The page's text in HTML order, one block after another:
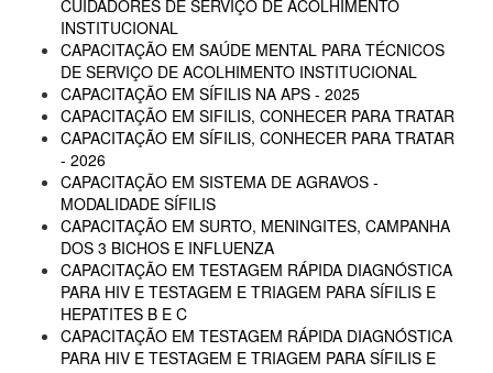
CUIDADORES DE SERVIÇO DE ACOLHIMENTO
INSTITUCIONAL
CAPACITAÇÃO EM SAÚDE MENTAL PARA TÉCNICOS
DE SERVIÇO DE ACOLHIMENTO INSTITUCIONAL
CAPACITAÇÃO EM SÍFILIS NA APS - 2025
CAPACITAÇÃO EM SIFILIS, CONHECER PARA TRATAR
CAPACITAÇÃO EM SÍFILIS, CONHECER PARA TRATAR
- 2026
CAPACITAÇÃO EM SISTEMA DE AGRAVOS -
MODALIDADE SÍFILIS
CAPACITAÇÃO EM SURTO, MENINGITES, CAMPANHA
DOS 3 BICHOS E INFLUENZA
CAPACITAÇÃO EM TESTAGEM RÁPIDA DIAGNÓSTICA
PARA HIV E TESTAGEM E TRIAGEM PARA SÍFILIS E
HEPATITES B E C
CAPACITAÇÃO EM TESTAGEM RÁPIDA DIAGNÓSTICA
PARA HIV E TESTAGEM E TRIAGEM PARA SÍFILIS E